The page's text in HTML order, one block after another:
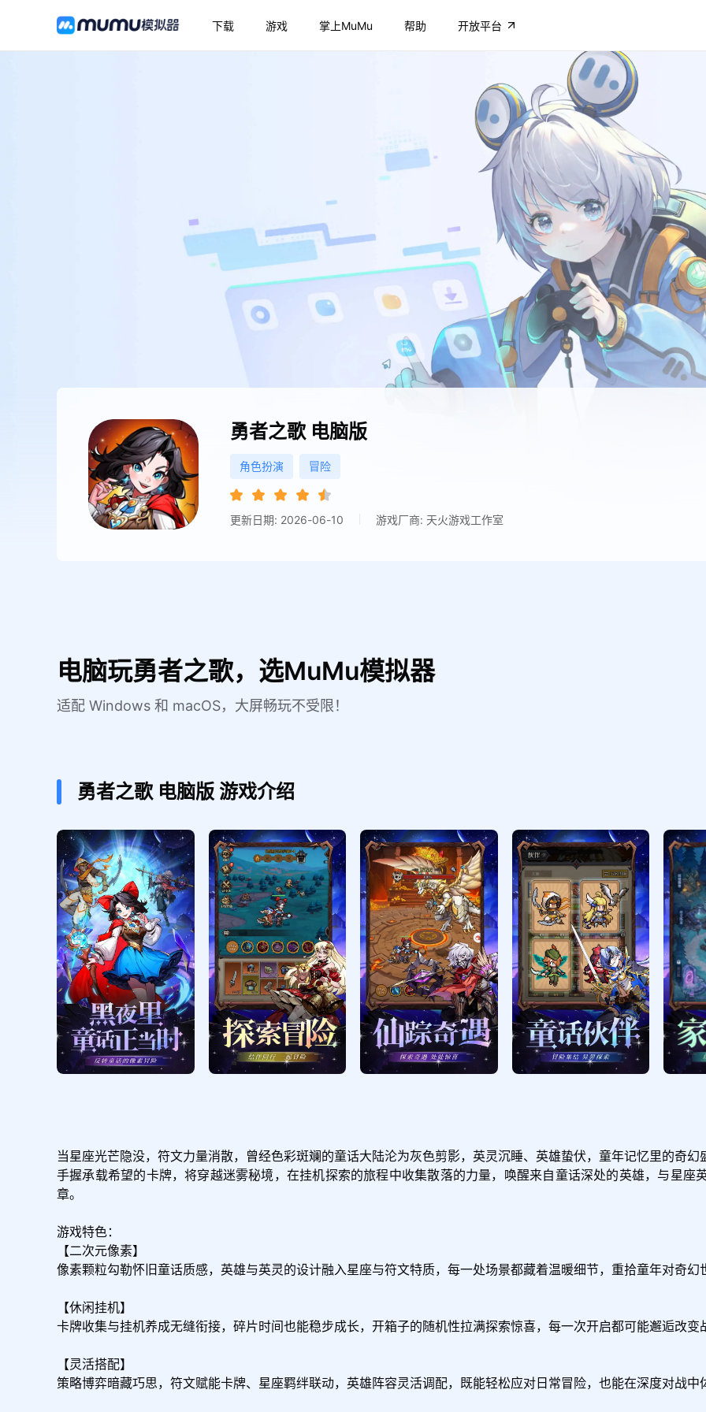
下载 游戏 掌上MuMu 帮助 开放平台
勇者之歌 电脑版
角色扮演 冒险
更新日期: 2026-06-10 游戏厂商: 天火游戏工作室
电脑玩勇者之歌，选MuMu模拟器
适配 Windows 和 macOS，大屏畅玩不受限！
勇者之歌 电脑版 游戏介绍
当星座光芒隐没，符文力量消散，曾经色彩斑斓的童话大陆沦为灰色剪影，英灵沉睡、英雄蛰伏，童年记忆里的奇
手握承载希望的卡牌，将穿越迷雾秘境，在挂机探索的旅程中收集散落的力量，唤醒来自童话深处的英雄，与星
章。
游戏特色：
【二次元像素】
像素颗粒勾勒怀旧童话质感，英雄与英灵的设计融入星座与符文特质，每一处场景都藏着温暖细节，重拾童年对奇幻
【休闲挂机】
卡牌收集与挂机养成无缝衔接，碎片时间也能稳步成长，开箱子的随机性拉满探索惊喜，每一次开启都可能邂逅改变
【灵活搭配】
策略博弈暗藏巧思，符文赋能卡牌、星座羁绊联动，英雄阵容灵活调配，既能轻松应对日常冒险，也能在深度对战中